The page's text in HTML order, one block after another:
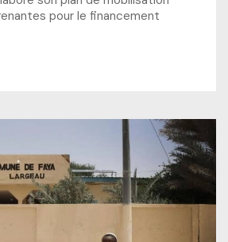
pour le financement